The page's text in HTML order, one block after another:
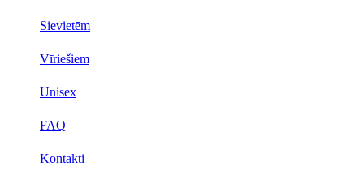
Sievietēm
Vīriešiem
Unisex
FAQ
Kontakti